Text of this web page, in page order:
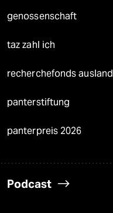
genossenschaft
taz zahl ich
recherchefonds ausland
panterstiftung
panterpreis 2026
Podcast